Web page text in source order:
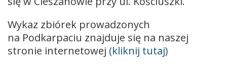
Wykaz zbiórek prowadzonych
na Podkarpaciu znajduje się na naszej
stronie internetowej (kliknij tutaj)